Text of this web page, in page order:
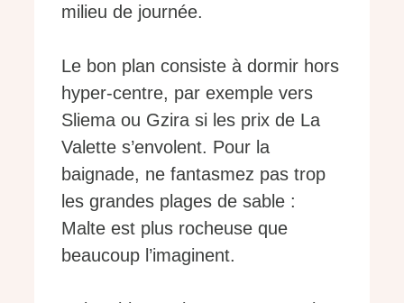
milieu de journée.
Le bon plan consiste à dormir hors
hyper-centre, par exemple vers
Sliema ou Gzira si les prix de La
Valette s’envolent. Pour la
baignade, ne fantasmez pas trop
les grandes plages de sable :
Malte est plus rocheuse que
beaucoup l’imaginent.